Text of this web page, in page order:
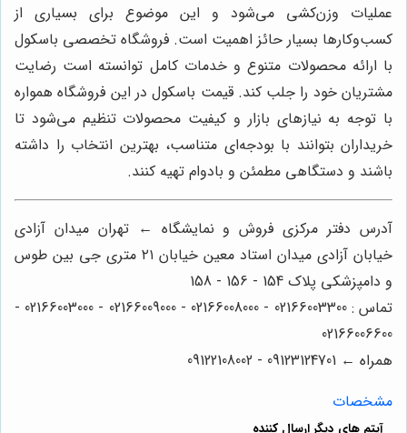
عملیات وزن‌کشی می‌شود و این موضوع برای بسیاری از
کسب‌وکارها بسیار حائز اهمیت است. فروشگاه تخصصی باسکول
با ارائه محصولات متنوع و خدمات کامل توانسته است رضایت
مشتریان خود را جلب کند. قیمت باسکول در این فروشگاه همواره
با توجه به نیازهای بازار و کیفیت محصولات تنظیم می‌شود تا
خریداران بتوانند با بودجه‌ای متناسب، بهترین انتخاب را داشته
باشند و دستگاهی مطمئن و بادوام تهیه کنند.
آدرس دفتر مرکزی فروش و نمایشگاه ← تهران میدان آزادی
خیابان آزادی میدان استاد معین خیابان ۲۱ متری جی بین طوس
و دامپزشکی پلاک 154 - 156 - 158
تماس : 02166003300 - 02166008000 - 02166009000 - 02166003000 -
02166006600
همراه ← 09123124701 - 09122108002
مشخصات